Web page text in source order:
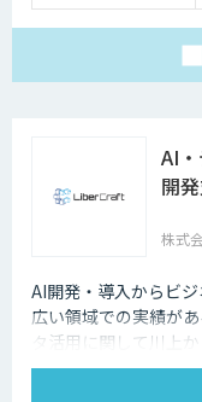
AI
開
株式
AI開発・導入からビ
広い領域での実績が
タ活用に関して川上
たします。